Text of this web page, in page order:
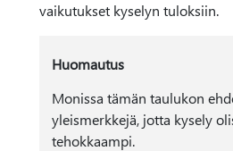
vaikutukset kyselyn tuloksiin.
Huomautus
Monissa tämän taulukon
yleismerkkejä, jotta kysely
tehokkaampi.